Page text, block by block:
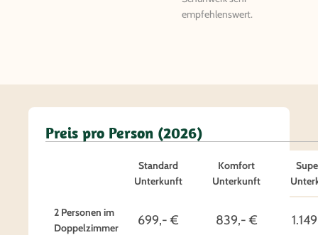
empfehlenswert.
Preis pro Person (2026)
Standard
Unterkunft
Komfort
Unterkunft
2 Personen im
Doppelzimmer
699,- € 839,- €